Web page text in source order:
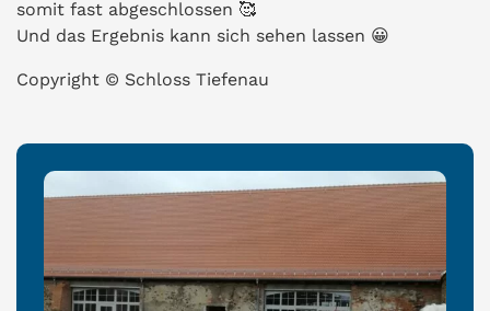
somit fast abgeschlossen 🥰
Und das Ergebnis kann sich sehen lassen 😀
Copyright © Schloss Tiefenau